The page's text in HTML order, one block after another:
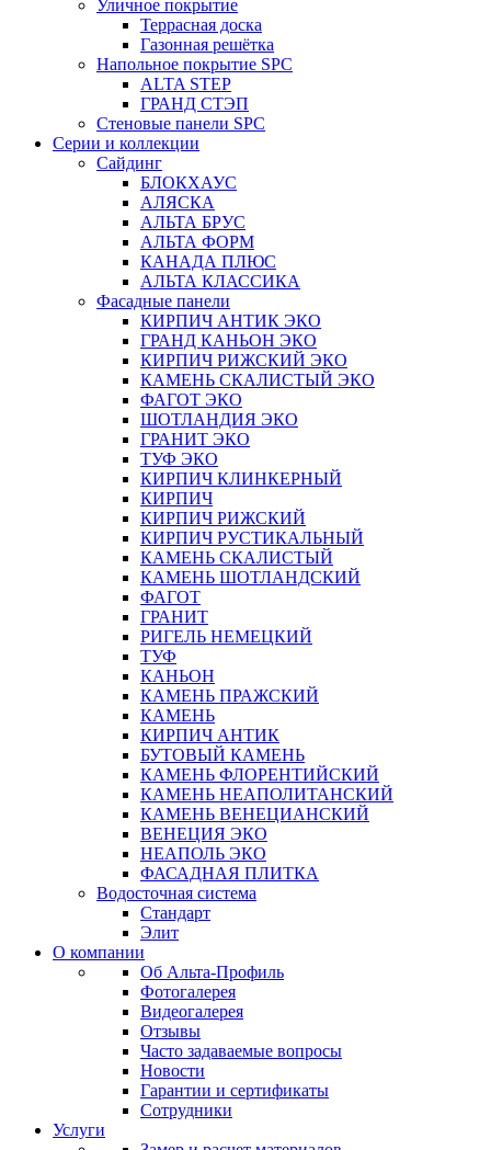
Уличное покрытие
Террасная доска
Газонная решётка
Напольное покрытие SPC
ALTA STEP
ГРАНД СТЭП
Стеновые панели SPC
Серии и коллекции
Сайдинг
БЛОКХАУС
АЛЯСКА
АЛЬТА БРУС
АЛЬТА ФОРМ
КАНАДА ПЛЮС
АЛЬТА КЛАССИКА
Фасадные панели
КИРПИЧ АНТИК ЭКО
ГРАНД КАНЬОН ЭКО
КИРПИЧ РИЖСКИЙ ЭКО
КАМЕНЬ СКАЛИСТЫЙ ЭКО
ФАГОТ ЭКО
ШОТЛАНДИЯ ЭКО
ГРАНИТ ЭКО
ТУФ ЭКО
КИРПИЧ КЛИНКЕРНЫЙ
КИРПИЧ
КИРПИЧ РИЖСКИЙ
КИРПИЧ РУСТИКАЛЬНЫЙ
КАМЕНЬ СКАЛИСТЫЙ
КАМЕНЬ ШОТЛАНДСКИЙ
ФАГОТ
ГРАНИТ
РИГЕЛЬ НЕМЕЦКИЙ
ТУФ
КАНЬОН
КАМЕНЬ ПРАЖСКИЙ
КАМЕНЬ
КИРПИЧ АНТИК
БУТОВЫЙ КАМЕНЬ
КАМЕНЬ ФЛОРЕНТИЙСКИЙ
КАМЕНЬ НЕАПОЛИТАНСКИЙ
КАМЕНЬ ВЕНЕЦИАНСКИЙ
ВЕНЕЦИЯ ЭКО
НЕАПОЛЬ ЭКО
ФАСАДНАЯ ПЛИТКА
Водосточная система
Стандарт
Элит
О компании
Об Альта-Профиль
Фотогалерея
Видеогалерея
Отзывы
Часто задаваемые вопросы
Новости
Гарантии и сертификаты
Сотрудники
Услуги